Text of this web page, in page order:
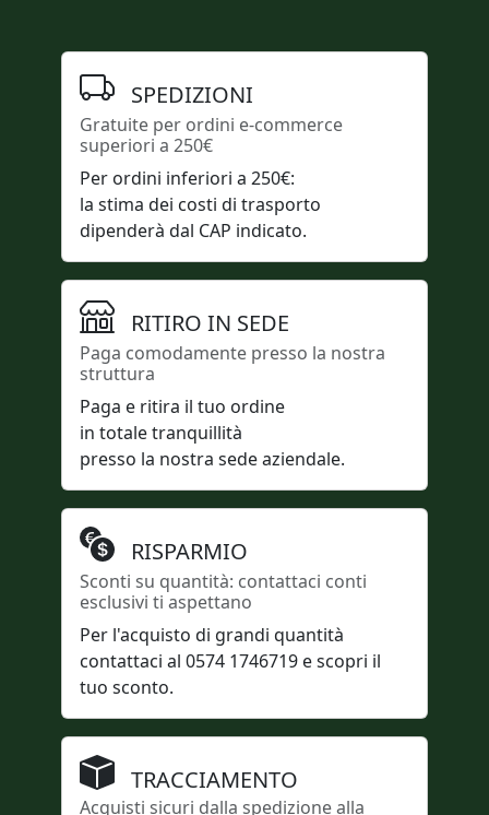
SPEDIZIONI
Gratuite per ordini e-commerce
superiori a 250€
Per ordini inferiori a 250€:
la stima dei costi di trasporto
dipenderà dal CAP indicato.
RITIRO IN SEDE
Paga comodamente presso la nostra
struttura
Paga e ritira il tuo ordine
in totale tranquillità
presso la nostra sede aziendale.
RISPARMIO
Sconti su quantità: contattaci conti
esclusivi ti aspettano
Per l'acquisto di grandi quantità
contattaci al 0574 1746719 e scopri il
tuo sconto.
TRACCIAMENTO
Acquisti sicuri dalla spedizione alla